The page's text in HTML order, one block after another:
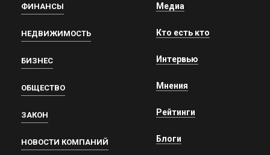
ФИНАНСЫ
НЕДВИЖИМОСТЬ
БИЗНЕС
ОБЩЕСТВО
ЗАКОН
НОВОСТИ КОМПАНИЙ
Медиа
Кто есть кто
Интервью
Мнения
Рейтинги
Блоги